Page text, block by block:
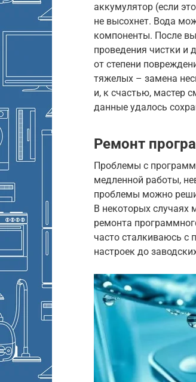
аккумулятор (если
не высохнет. Вода
компоненты. После
проведения чистки и
от степени
тяжелых – замена
и, к счастью, мастер
данные удалось
Ремонт
Проблемы с
медленной работы,
проблемы можно
В некоторых случаях
ремонта
часто сталкиваюсь с
настроек до